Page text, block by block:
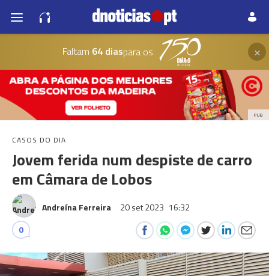
Faltam 64 diaspara os ×
PUB
CASOS DO DIA
Jovem ferida num despiste de carro
em Câmara de Lobos
Andreína Ferreira 20 set 2023 16:32
0